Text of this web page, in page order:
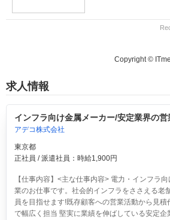
Copyright ©
求人情報
インフラ向け金属メーカー/安定業界の
アデコ株式会社
東京都
正社員 / 派遣社員：時給1,900円
【仕事内容】<主な仕事内容> 電力・インフラ
業のお仕事です。社会的インフラをささえる老
員を目指せます!既存顧客への営業活動から見積
で幅広く担当 堅実に業績を伸ばしている安定